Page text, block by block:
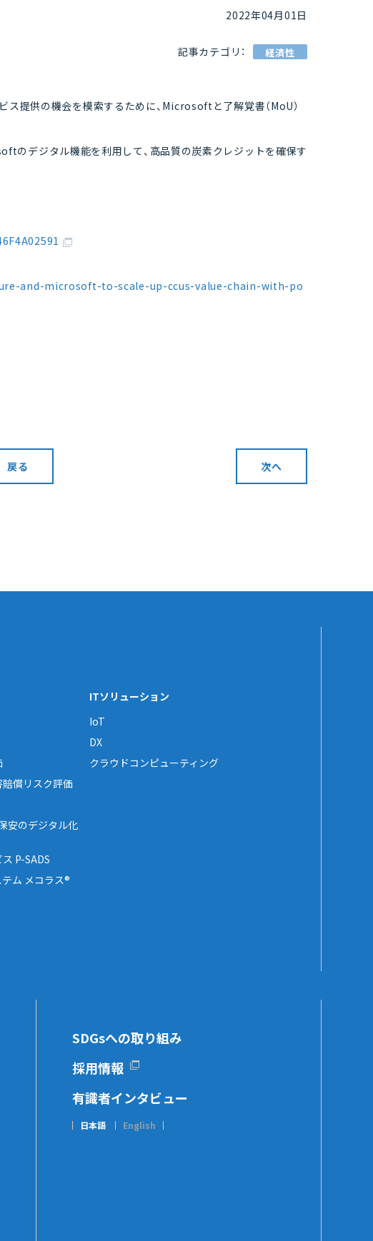
2022年04月01日
記事カテゴリ： 経済性
提供の機会を模索するために、Microsoftと了解覚書（MoU）
デジタル機能を利用して、高品質の炭素クレジットを確保す
and-microsoft-to-scale-up-ccus-value-chain-with-po
戻る 次へ
償リスク評価
安のデジタル化
P-SADS
ム メコラス®
ITソリューション
IoT
DX
クラウドコンピューティング
SDGsへの取り組み
採用情報
有識者インタビュー
日本語 English